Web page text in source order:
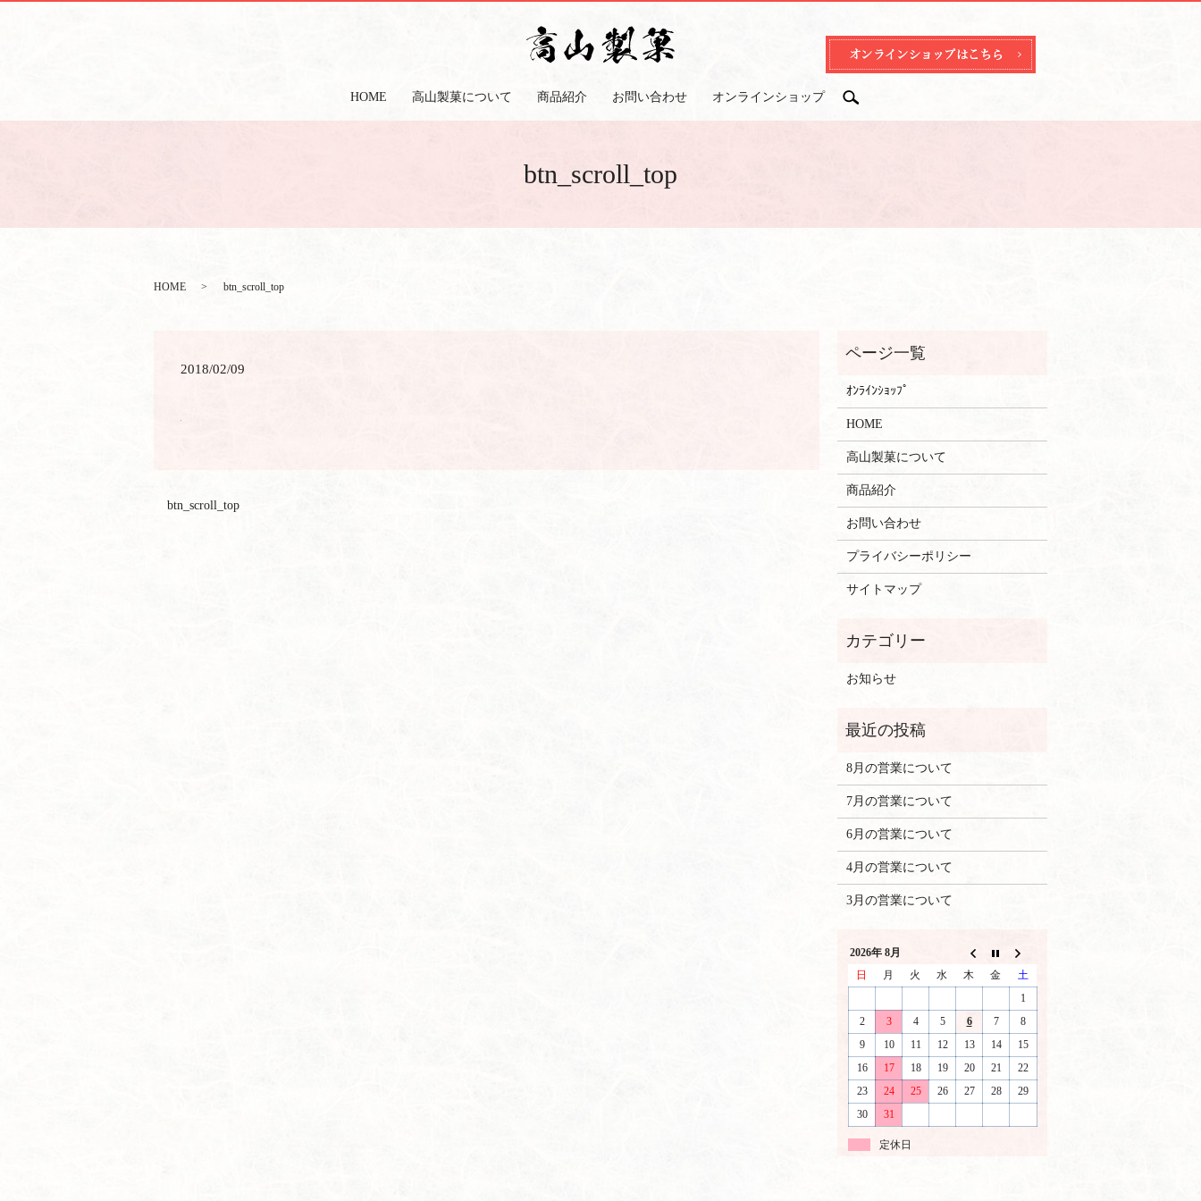
HOME 高山製菓について 商品紹介 お問い合わせ オンラインショップ search
btn_scroll_top
HOME btn_scroll_top
2018/02/09
btn_scroll_top
ｵﾝﾗｲﾝｼｮｯﾌﾟ
HOME
高山製菓について
商品紹介
お問い合わせ
プライバシーポリシー
サイトマップ
お知らせ
8月の営業について
7月の営業について
6月の営業について
4月の営業について
3月の営業について
2026年 8月
日
月 火 水 木 金
土
1
2
3 4 5 6 7
8
9
10 11 12 13 14
15
16
17 18 19 20 21
22
23
24 25 26 27 28
29
30
31
定休日